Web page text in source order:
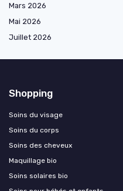
Mars 2026
Mai 2026
Juillet 2026
Shopping
Soins du visage
Soins du corps
Soins des cheveux
Maquillage bio
Soins solaires bio